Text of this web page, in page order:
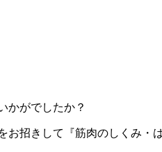
かがでしたか？
お招きして 『筋肉のしくみ・